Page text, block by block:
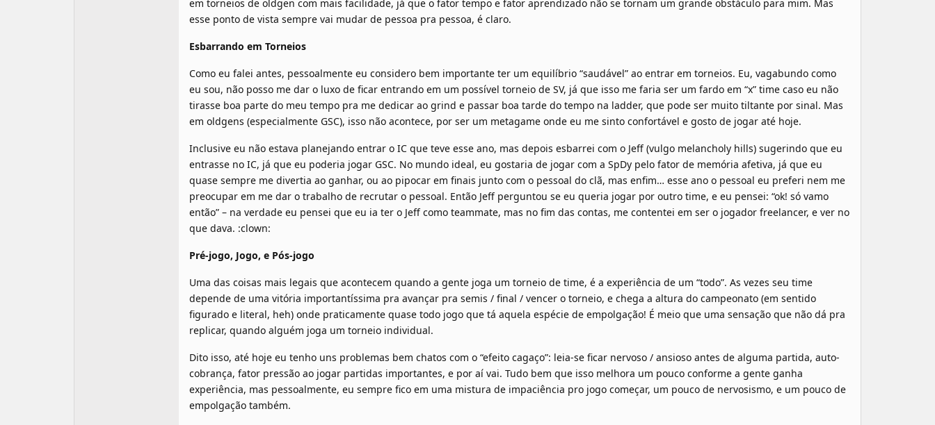
em torneios de oldgen com mais facilidade, já que o fator tempo e fator aprendizado não se tornam um grande obstáculo para mim. Mas
esse ponto de vista sempre vai mudar de pessoa pra pessoa, é claro.
Esbarrando em Torneios
Como eu falei antes, pessoalmente eu considero bem importante ter um equilíbrio “saudável” ao entrar em torneios. Eu, vagabundo como
eu sou, não posso me dar o luxo de ficar entrando em um possível torneio de SV, já que isso me faria ser um fardo em “x” time caso eu não
tirasse boa parte do meu tempo pra me dedicar ao grind e passar boa tarde do tempo na ladder, que pode ser muito tiltante por sinal. Mas
em oldgens (especialmente GSC), isso não acontece, por ser um metagame onde eu me sinto confortável e gosto de jogar até hoje.
Inclusive eu não estava planejando entrar o IC que teve esse ano, mas depois esbarrei com o Jeff (vulgo melancholy hills) sugerindo que eu
entrasse no IC, já que eu poderia jogar GSC. No mundo ideal, eu gostaria de jogar com a SpDy pelo fator de memória afetiva, já que eu
quase sempre me divertia ao ganhar, ou ao pipocar em finais junto com o pessoal do clã, mas enfim… esse ano o pessoal eu preferi nem me
preocupar em me dar o trabalho de recrutar o pessoal. Então Jeff perguntou se eu queria jogar por outro time, e eu pensei: “ok! só vamo
então” – na verdade eu pensei que eu ia ter o Jeff como teammate, mas no fim das contas, me contentei em ser o jogador freelancer, e ver no
que dava. :clown:
Pré-jogo, Jogo, e Pós-jogo
Uma das coisas mais legais que acontecem quando a gente joga um torneio de time, é a experiência de um “todo”. As vezes seu time
depende de uma vitória importantíssima pra avançar pra semis / final / vencer o torneio, e chega a altura do campeonato (em sentido
figurado e literal, heh) onde praticamente quase todo jogo que tá aquela espécie de empolgação! É meio que uma sensação que não dá pra
replicar, quando alguém joga um torneio individual.
Dito isso, até hoje eu tenho uns problemas bem chatos com o “efeito cagaço”: leia-se ficar nervoso / ansioso antes de alguma partida, auto-
cobrança, fator pressão ao jogar partidas importantes, e por aí vai. Tudo bem que isso melhora um pouco conforme a gente ganha
experiência, mas pessoalmente, eu sempre fico em uma mistura de impaciência pro jogo começar, um pouco de nervosismo, e um pouco de
empolgação também.